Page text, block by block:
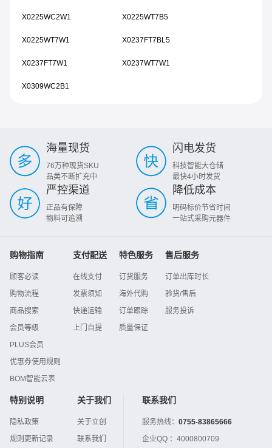
X0225WC2W1 X0225WT7B5
X0225WT7W1 X0237FT7BL5
X0237FT7W1 X0237WT7W1
X0309WC2B1
海量现货
76万种现货SKU
品类不断扩充中
闪电发货
科技智能大仓储
最快4小时发货
严控渠道
正品有保障
物料可追溯
降低成本
明码标价节省时间
一站式采购元器件
购物指南
顾客必读
购物流程
商品搜索
会员等级
PLUS会员
优惠券使用规则
BOM智能云表
支付配送
在线支付
发票须知
快递运输
上门自提
特色服务
订货服务
海外代购
订单跟踪
质量保证
售后服务
订单出库时长
验货/售后
服务投诉
特别说明
隐私政策
规则更新记录
关于我们
关于立创
联系我们
联系我们
服务热线： 0755-83865666
企业QQ ： 4000800709